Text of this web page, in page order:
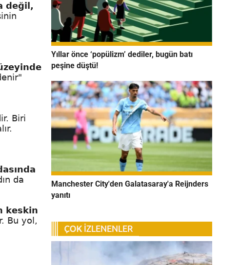
değil,
Biri
da
keskin
Bu yol,
Yıllar önce ‘popülizm’ dediler, bugün batı
peşine düştü!
Manchester City'den Galatasaray'a Reijnders
yanıtı